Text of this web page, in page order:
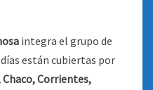
integra el grupo de
están cubiertas por
Corrientes,